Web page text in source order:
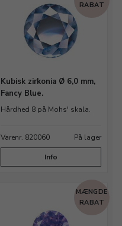
RABAT
Kubisk zirkonia Ø 6,0 mm,
Fancy Blue.
Hårdhed 8 på Mohs' skala.
Varenr. 820060 På lager
Info
MÆNGDE
RABAT